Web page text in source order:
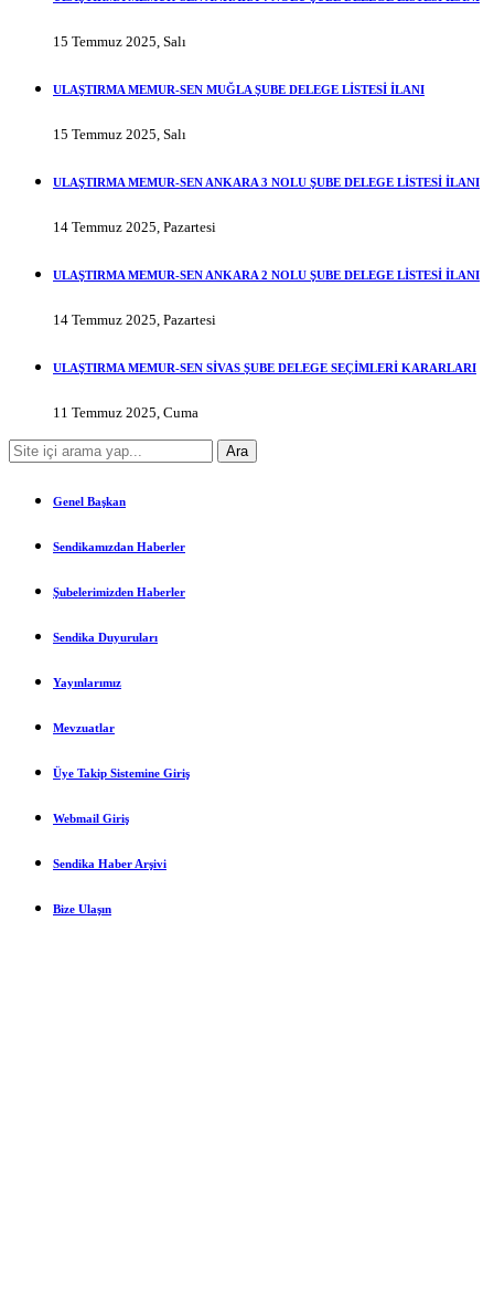
15 Temmuz 2025, Salı
ULAŞTIRMA MEMUR-SEN MUĞLA ŞUBE DELEGE LİSTESİ İLANI
15 Temmuz 2025, Salı
ULAŞTIRMA MEMUR-SEN ANKARA 3 NOLU ŞUBE DELEGE LİSTESİ İLANI
14 Temmuz 2025, Pazartesi
ULAŞTIRMA MEMUR-SEN ANKARA 2 NOLU ŞUBE DELEGE LİSTESİ İLANI
14 Temmuz 2025, Pazartesi
ULAŞTIRMA MEMUR-SEN SİVAS ŞUBE DELEGE SEÇİMLERİ KARARLARI
11 Temmuz 2025, Cuma
Genel Başkan
Sendikamızdan Haberler
Şubelerimizden Haberler
Sendika Duyuruları
Yayınlarımız
Mevzuatlar
Üye Takip Sistemine Giriş
Webmail Giriş
Sendika Haber Arşivi
Bize Ulaşın